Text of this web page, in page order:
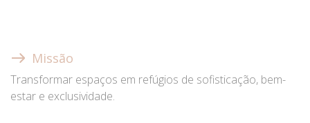
Missão
Transformar espaços em refúgios de sofisticação, bem-
estar e exclusividade.